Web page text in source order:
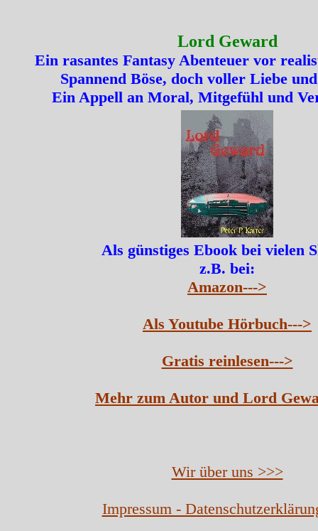
Lord Geward
Ein rasantes Fantasy Abenteuer vor
Spannend Böse, doch voller Liebe
Ein Appell an Moral, Mitgefühl und
Als günstiges Ebook bei vielen
z.B. bei:
Amazon--->
Als Youtube Hörbuch--->
Gratis reinlesen--->
Mehr zum Autor und Lord
Wir über uns >>>
Impressum -